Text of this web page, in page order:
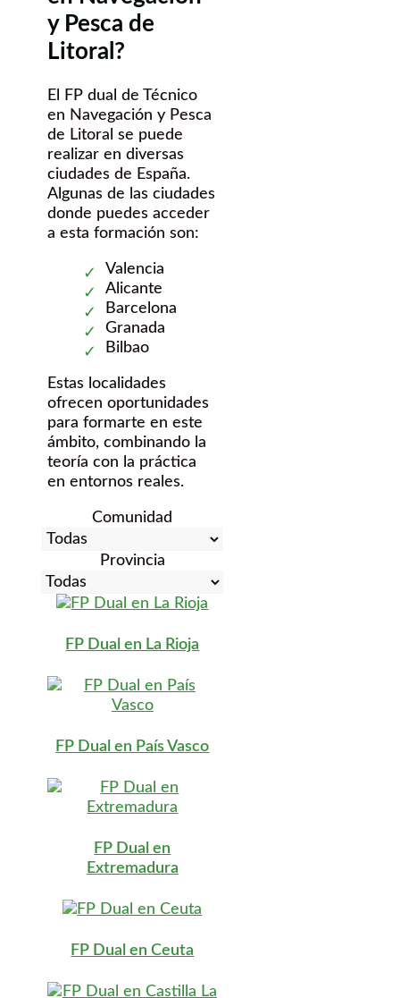
y Pesca de
Litoral?
El FP dual de Técnico
en Navegación y Pesca
de Litoral se puede
realizar en diversas
ciudades de España.
Algunas de las ciudades
donde puedes acceder
a esta formación son:
Valencia
Alicante
Barcelona
Granada
Bilbao
Estas localidades
ofrecen oportunidades
para formarte en este
ámbito, combinando la
teoría con la práctica
en entornos reales.
Comunidad
Provincia
FP Dual en La Rioja
FP Dual en País Vasco
FP Dual en
Extremadura
FP Dual en Ceuta